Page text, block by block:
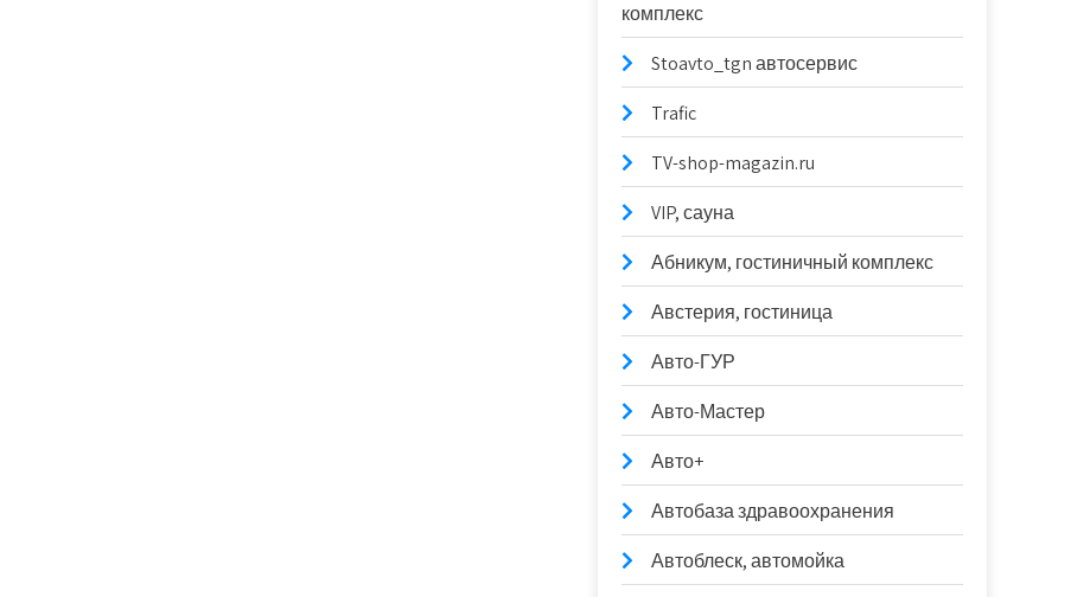
комплекс
Stoavto_tgn автосервис
Trafic
TV-shop-magazin.ru
VIP, сауна
Абникум, гостиничный комплекс
Австерия, гостиница
Авто-ГУР
Авто-Мастер
Авто+
Автобаза здравоохранения
Автоблеск, автомойка